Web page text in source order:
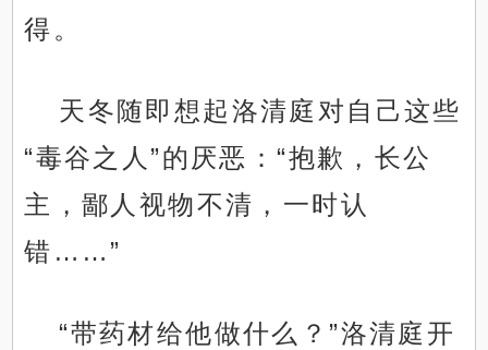
得。
天冬随即想起洛清庭对自己这些
“毒谷之人”的厌恶：“抱歉，长公
主，鄙人视物不清，一时认
错……”
“带药材给他做什么？”洛清庭开